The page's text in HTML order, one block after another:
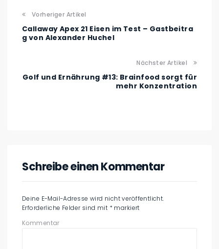
Vorheriger Artikel
Callaway Apex 21 Eisen im Test – Gastbeitra
g von Alexander Huchel
Nächster Artikel
Golf und Ernährung #13: Brainfood sorgt für
mehr Konzentration
Schreibe einen Kommentar
Deine E-Mail-Adresse wird nicht veröffentlicht.
Erforderliche Felder sind mit * markiert
Kommentar